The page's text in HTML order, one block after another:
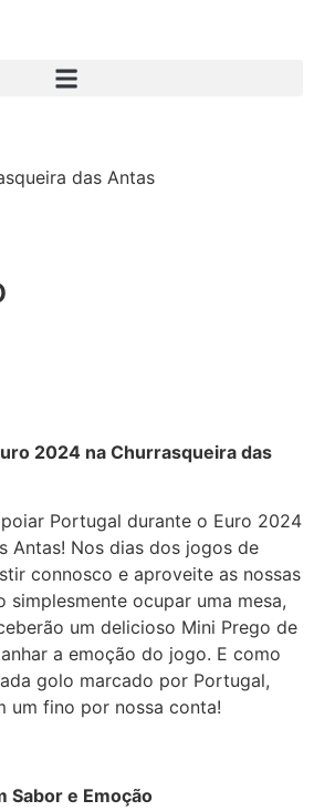
das Antas
2024 na Churrasqueira das
Portugal durante o Euro 2024
Antas! Nos dias dos jogos de
connosco e aproveite as nossas
simplesmente ocupar uma mesa,
um delicioso Mini Prego de
a emoção do jogo. E como
golo marcado por Portugal,
um fino por nossa conta!
Sabor e Emoção